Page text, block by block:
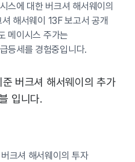
스에 대한 버크셔 해서웨이의
해서웨이 13F 보고서 공개
메이시스 주가는
등세를 경험중입니다.
버크셔 해서웨이의 추가
입니다.
크셔 해서웨이의 투자